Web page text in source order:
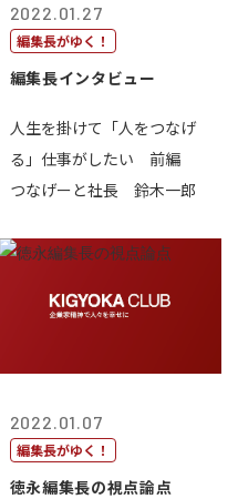
2022.01.27
編集長がゆく！
編集長インタビュー
人生を掛けて「人をつなげ
る」仕事がしたい 前編
つなげーと社長 鈴木一郎
2022.01.07
編集長がゆく！
徳永編集長の視点論点